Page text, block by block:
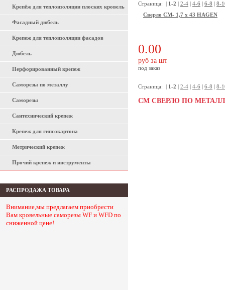
Крепёж для теплоизоляции плоских кровель
Фасадный дюбель
Крепеж для теплоизоляции фасадов
Дюбель
Перфорированный крепеж
Саморезы по металлу
Саморезы
Сантехнический крепеж
Крепеж для гипсокартона
Метрический крепеж
Прочий крепеж и инструменты
РАСПРОДАЖА ТОВАРА
Внимание,мы предлагаем приобрести
Вам кровельные саморезы WF и WFD по
сниженной цене!
Страница: | 1-2 | 2-4 | 4-6 | 6-8 | 8-
Сверло CM- 1,7 x 43 HAGEN
0.00
руб за шт
под заказ
Страница: | 1-2 | 2-4 | 4-6 | 6-8 | 8-
CM СВЕРЛО ПО